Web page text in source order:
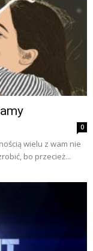
0
wielu z wam nie
bo przecież...